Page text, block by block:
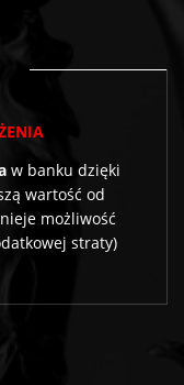
w banku dzięki
wartość od
możliwość
straty)